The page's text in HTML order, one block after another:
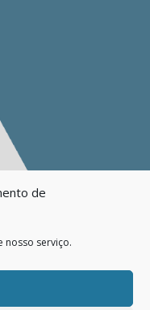
de
nosso serviço.